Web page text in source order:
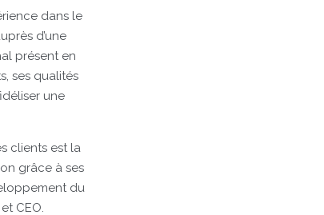
dans le
d’une
présent en
ses qualités
une
clients est la
grâce à ses
du
CEO.